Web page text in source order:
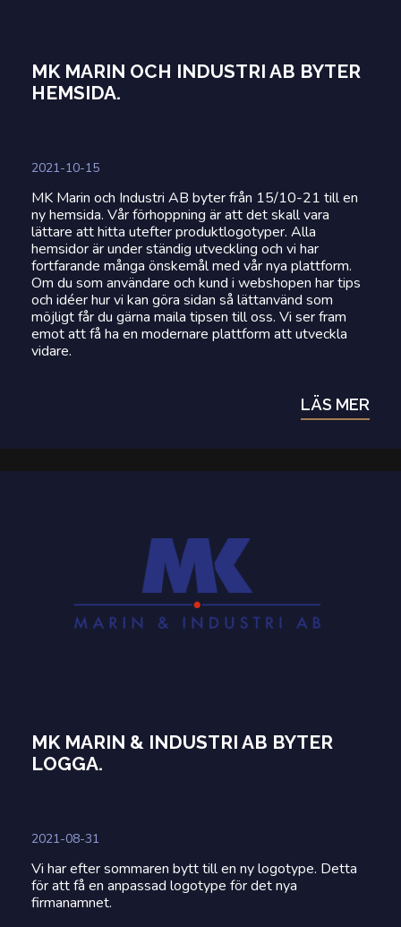
MK MARIN OCH INDUSTRI AB BYTER
HEMSIDA.
2021-10-15
MK Marin och Industri AB byter från 15/10-21 till en
ny hemsida. Vår förhoppning är att det skall vara
lättare att hitta utefter produktlogotyper. Alla
hemsidor är under ständig utveckling och vi har
fortfarande många önskemål med vår nya plattform.
Om du som användare och kund i webshopen har tips
och idéer hur vi kan göra sidan så lättanvänd som
möjligt får du gärna maila tipsen till oss. Vi ser fram
emot att få ha en modernare plattform att utveckla
vidare.
LÄS MER
MK MARIN & INDUSTRI AB BYTER
LOGGA.
2021-08-31
Vi har efter sommaren bytt till en ny logotype. Detta
för att få en anpassad logotype för det nya
firmanamnet.